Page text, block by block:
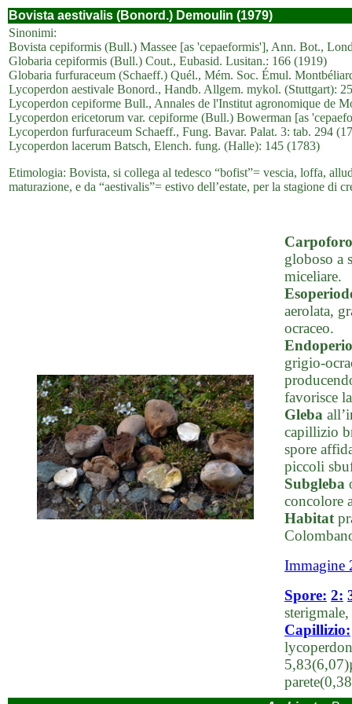
Bovista aestivalis (Bonord.) Demoulin (1979)
Sinonimi:
Bovista cepiformis (Bull.) Massee [as 'cepaeformis'], Ann. Bot.,
Globaria cepiformis (Bull.) Cout., Eubasid. Lusitan.: 166 (1919)
Globaria furfuraceum (Schaeff.) Quél., Mém. Soc. Émul.
Lycoperdon aestivale Bonord., Handb. Allgem. mykol. (Stuttgart):
Lycoperdon cepiforme Bull., Annales de l'Institut agronomique de
Lycoperdon ericetorum var. cepiforme (Bull.) Bowerman [as
Lycoperdon furfuraceum Schaeff., Fung. Bavar. Palat. 3: tab. 294
Lycoperdon lacerum Batsch, Elench. fung. (Halle): 145 (1783)
Etimologia: Bovista, si collega al tedesco “bofist”= vescia, loffa,
maturazione, e da “aestivalis”= estivo dell’estate, per la stagione di
Carpoforo
globoso a
miceliare.
aerolata,
ocraceo.
grigio-
favorisce
Gleba
capillizio
spore
piccoli
Subgleba
concolore
Habitat
Immagine
Spore: 2:
Capillizio: